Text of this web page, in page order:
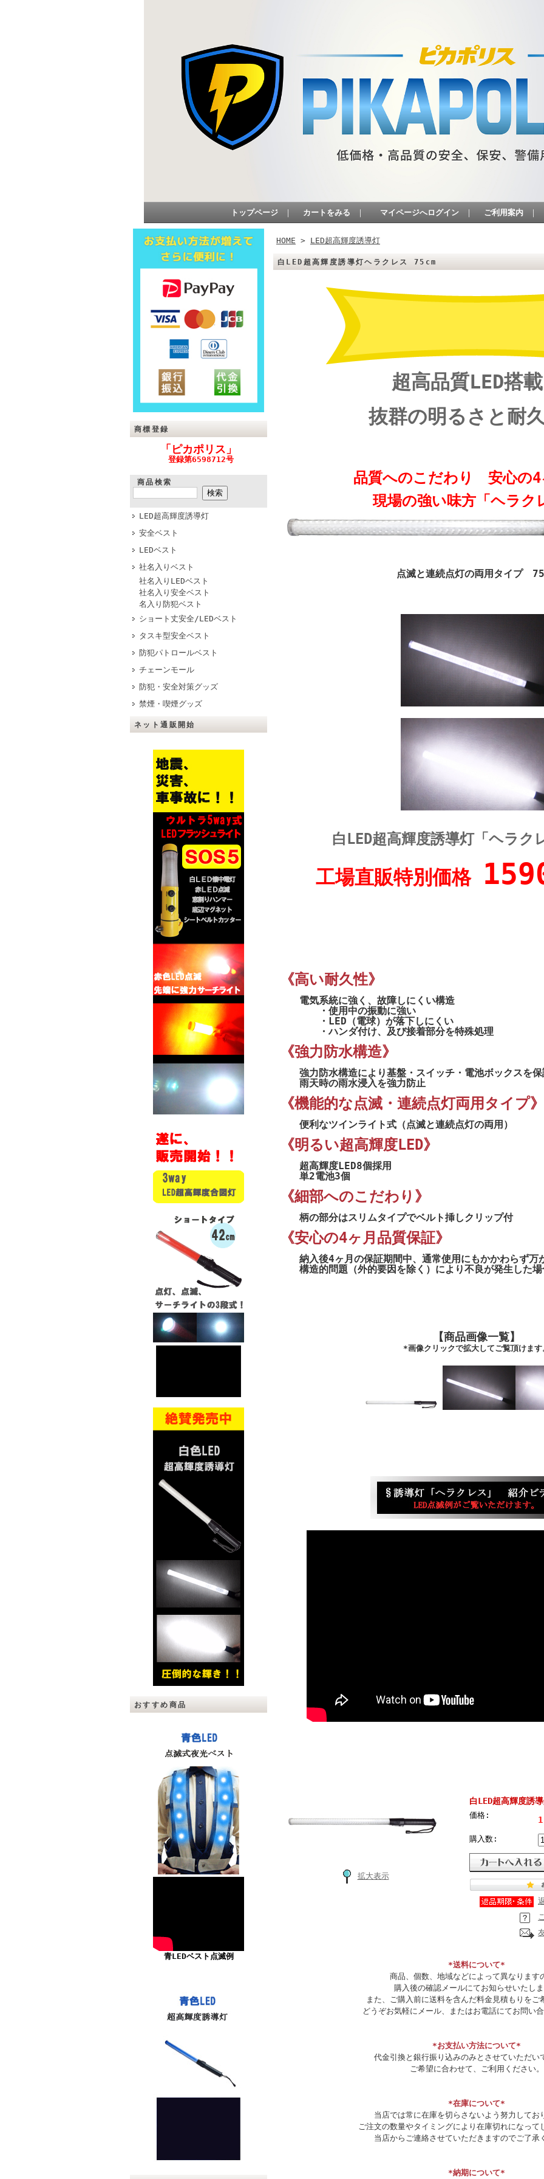
トップページ ｜ カートをみる ｜ マイページへログイン ｜ ご利用案内 ｜
商標登録
「ピカポリス」
登録第6598712号
商品検索
LED超高輝度誘導灯
安全ベスト
LEDベスト
社名入りベスト
社名入りLEDベスト
社名入り安全ベスト
名入り防犯ベスト
ショート丈安全/LEDベスト
タスキ型安全ベスト
防犯パトロールベスト
チェーンモール
防犯・安全対策グッズ
禁煙・喫煙グッズ
ネット通販開始
おすすめ商品
青LEDベスト点滅例
HOME > LED超高輝度誘導灯
白LED超高輝度誘導灯ヘラクレス 75cm
超高品質LED搭
抜群の明るさと耐
品質へのこだわり 安心の4
現場の強い味方「ヘラク
点滅と連続点灯の両用タイプ
白LED超高輝度誘導灯「ヘラク
工場直販特別価格
《高い耐久性》
電気系統に強く、故障しにくい構造
・使用中の振動に強い
・LED（電球）が落下しにくい
・ハンダ付け、及び接着部分を特殊処理
《強力防水構造》
強力防水構造により基盤・スイッチ・電池ボックスを保
雨天時の雨水浸入を強力防止
《機能的な点滅・連続点灯両用タイプ》
便利なツインライト式（点滅と連続点灯の両用）
《明るい超高輝度LED》
超高輝度LED8個採用
単2電池3個
《細部へのこだわり》
柄の部分はスリムタイプでベルト挿しクリップ付
《安心の4ヶ月品質保証》
納入後4ヶ月の保証期間中、通常使用にもかかわらず万
構造的問題（外的要因を除く）により不良が発生した場
【商品画像一覧】
*画像クリックで拡大してご覧頂けます
拡大表示
白LED超高輝度誘
価格:
購入数:
*送料について*
商品、個数、地域などによって異なります
購入後の確認メールにてお知らせいたし
また、ご購入前に送料を含んだ料金見積もりをご
どうぞお気軽にメール、またはお電話にてお問い
*お支払い方法について*
代金引換と銀行振り込みのみとさせていただい
ご希望に合わせて、ご利用ください。
*在庫について*
当店では常に在庫を切らさないよう努力してお
ご注文の数量やタイミングにより在庫切れになって
当店からご連絡させていただきますのでご了承
*納期について*